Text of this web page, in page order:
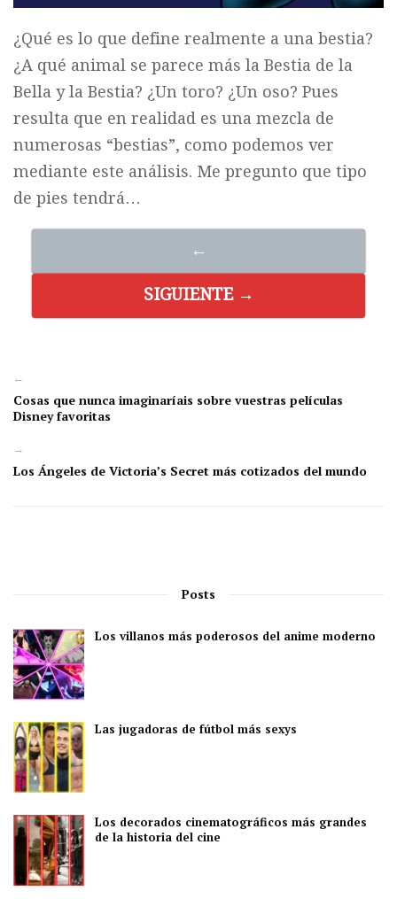
¿Qué es lo que define realmente a una bestia?
¿A qué animal se parece más la Bestia de la
Bella y la Bestia? ¿Un toro? ¿Un oso? Pues
resulta que en realidad es una mezcla de
numerosas “bestias”, como podemos ver
mediante este análisis. Me pregunto que tipo
de pies tendrá…
←
SIGUIENTE →
←
Cosas que nunca imaginaríais sobre vuestras películas
Disney favoritas
→
Los Ángeles de Victoria’s Secret más cotizados del mundo
Posts
Los villanos más poderosos del anime moderno
Las jugadoras de fútbol más sexys
Los decorados cinematográficos más grandes
de la historia del cine